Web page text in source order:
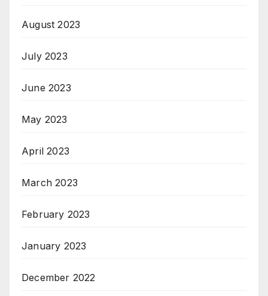
August 2023
July 2023
June 2023
May 2023
April 2023
March 2023
February 2023
January 2023
December 2022